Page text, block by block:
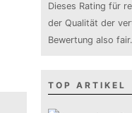
Dieses Rating für
der Qualität der
Bewertung also fair
TOP ARTIKEL